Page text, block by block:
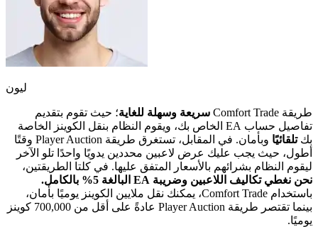
ليون
طريقة Comfort Trade سريعة وسهلة للغاية؛ حيث تقوم بتقديم
تفاصيل حساب EA الخاص بك، ويقوم النظام بنقل الكوينز الخاصة
بكتلقائيًا
وبأمان. في المقابل، تستغرق طريقة Player Auction وقتًا
أطول، حيث يجب عليك عرض لاعبين محددين يدويًا واحدًا تلو الآخر
ليقوم النظام بشرائهم بالأسعار المتفق عليها. في كلتا الطريقتين،
نحن نغطي تكاليف اللاعبين وضريبة EA البالغة 5% بالكامل.
باستخدام Comfort Trade، يمكنك نقل ملايين الكوينز يوميًا بأمان،
بينما تقتصر طريقة Player Auction عادةً على أقل من 700,000 كوينز
يوميًا.